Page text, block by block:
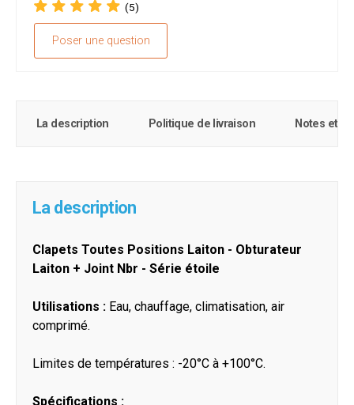
(5)
Poser une question
La description Politique de livraison Notes et
La description
Clapets Toutes Positions Laiton - Obturateur
Laiton + Joint Nbr - Série étoile
Utilisations : Eau, chauffage, climatisation, air
comprimé.
Limites de températures : -20°C à +100°C.
Spécifications :